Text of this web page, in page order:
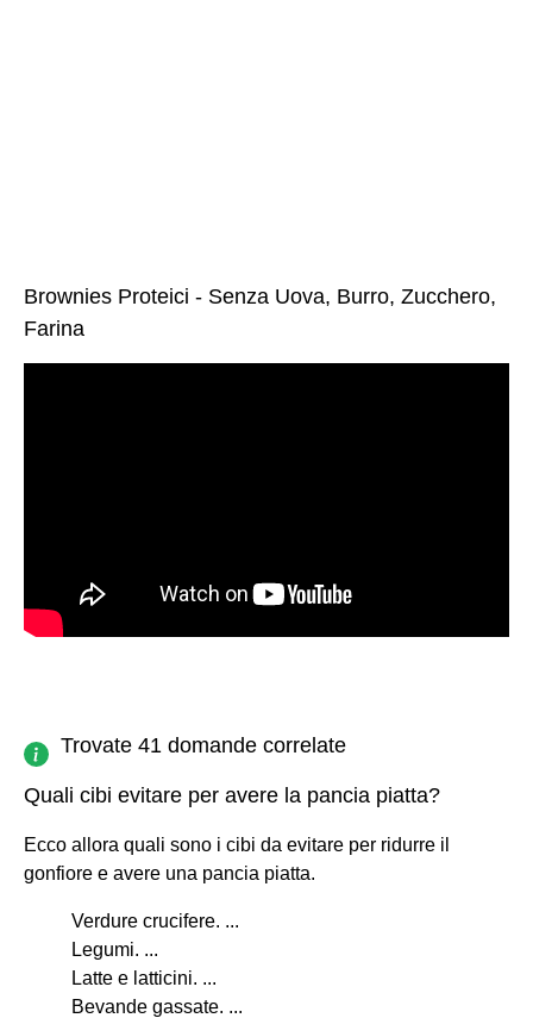
Brownies Proteici - Senza Uova, Burro, Zucchero,
Farina
Trovate 41 domande correlate
Quali cibi evitare per avere la pancia piatta?
Ecco allora quali sono i cibi da evitare per ridurre il
gonfiore e avere una pancia piatta.
Verdure crucifere. ...
Legumi. ...
Latte e latticini. ...
Bevande gassate. ...